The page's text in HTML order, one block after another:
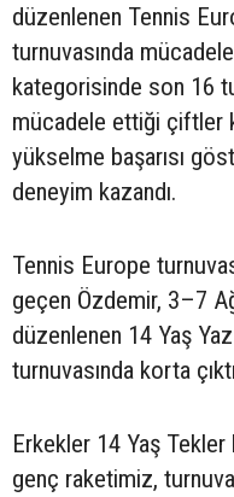
düzenlenen Tennis
turnuvasında
kategorisinde son 16
mücadele ettiği çiftler
yükselme başarısı
deneyim kazandı.
Tennis Europe
geçen Özdemir, 3–7
düzenlenen 14 Yaş
turnuvasında korta
Erkekler 14 Yaş
genç raketimiz,